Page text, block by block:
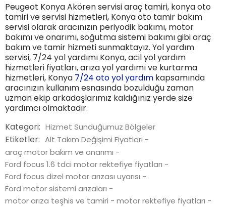
Peugeot Konya Akören servisi araç tamiri, konya oto
tamiri ve servisi hizmetleri, Konya oto tamir bakım
servisi olarak aracınızın periyodik bakımı, motor
bakımı ve onarımı, soğutma sistemi bakımı gibi araç
bakım ve tamir hizmeti sunmaktayız. Yol yardım
servisi, 7/24 yol yardımı Konya, acil yol yardım
hizmetleri fiyatları, arıza yol yardımı ve kurtarma
hizmetleri, Konya 7/24 oto yol yardım kapsamında
aracınızın kullanım esnasında bozulduğu zaman
uzman ekip arkadaşlarımız kaldığınız yerde size
yardımcı olmaktadır.
Kategori: Hizmet Sunduğumuz Bölgeler
Etiketler: Alt Takım Değişimi Fiyatları -
araç motor bakım ve onarımı -
Ford focus 1.6 tdci motor rektefiye fiyatları -
Ford focus dizel motor arızası uyarısı -
Ford motor sistemi arızaları -
motor arıza teşhis ve tamiri - motor rektefiye fiyatları -